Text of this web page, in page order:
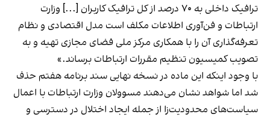
ترافیک داخلی به ۷۰ درصد از کل ترافیک کاربران [...] وزارت
ارتباطات و فن‌آوری اطلاعات مکلف است مدل اقتصادی و نظام
تعرفه‌گذاری آن را با همکاری مرکز ملی فضای مجازی تهیه و به
تصویب کمیسیون تنظیم مقررات ارتباطات برساند.»
با وجود اینکه این ماده در نسخه نهایی سند برنامه هفتم حذف
شد اما شواهد نشان می‌دهند مسوولان وزارت ارتباطات با اعمال
سیاست‌های محدودیت‌زا از جمله ایجاد اختلال در دسترسی و